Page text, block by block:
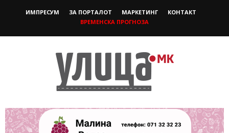
ИМПРЕСУМ ЗА ПОРТАЛОТ МАРКЕТИНГ
КОНТАКТ
ВРЕМЕНСКА ПРОГНОЗА